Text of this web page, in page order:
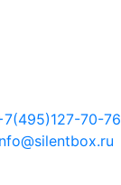
70-76